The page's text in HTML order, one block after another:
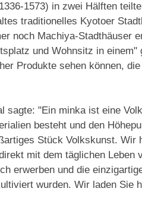
1573) in zwei Hälften
traditionelles Kyotoer
noch Machiya-Stadthäuser
und Wohnsitz in
Produkte sehen können,
sagte: "Ein minka ist eine
besteht und den
Stück Volkskunst. Wir
mit dem täglichen Leben
erwerben und die
wurden. Wir laden Sie